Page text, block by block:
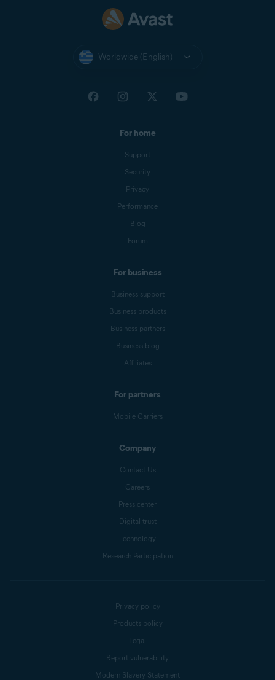
Worldwide (English)
For home
Support
Security
Privacy
Performance
Blog
Forum
For business
Business support
Business products
Business partners
Business blog
Affiliates
For partners
Mobile Carriers
Company
Contact Us
Careers
Press center
Digital trust
Technology
Research Participation
Privacy policy
Products policy
Legal
Report vulnerability
Modern Slavery Statement